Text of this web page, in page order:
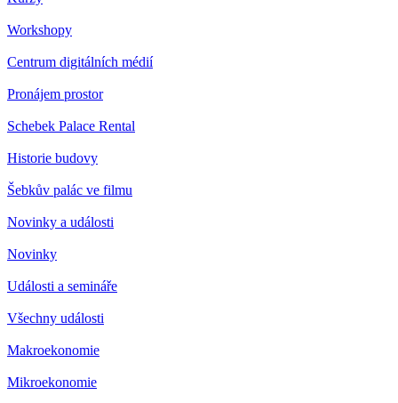
Workshopy
Centrum digitálních médií
Pronájem prostor
Schebek Palace Rental
Historie budovy
Šebkův palác ve filmu
Novinky a události
Novinky
Události a semináře
Všechny události
Makroekonomie
Mikroekonomie